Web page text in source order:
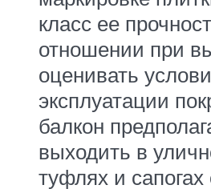
класс ее
отношении при
оценивать
эксплуатации
балкон
выходить в
туфлях и сапогах